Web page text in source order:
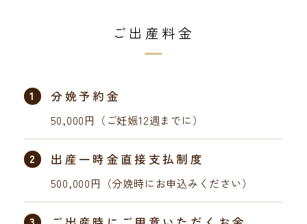
ご出産料金
1 分娩予約金
50,000円（ご妊娠12週までに）
2 出産一時金直接支払制度
500,000円（分娩時にお申込みください）